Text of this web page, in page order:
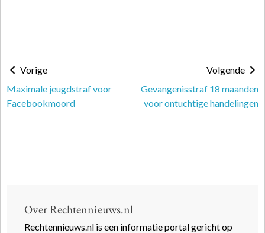
Vorige
Maximale jeugdstraf voor
Facebookmoord
Volgende
Gevangenisstraf 18 maanden
voor ontuchtige handelingen
Over Rechtennieuws.nl
Rechtennieuws.nl is een informatie portal gericht op